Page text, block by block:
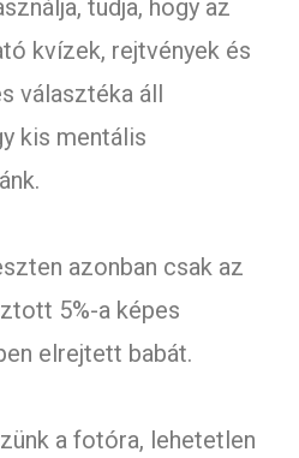
tudja, hogy az
kvízek, rejtvények és
választéka áll
kis mentális
azonban csak az
5%-a képes
elrejtett babát.
a fotóra, lehetetlen